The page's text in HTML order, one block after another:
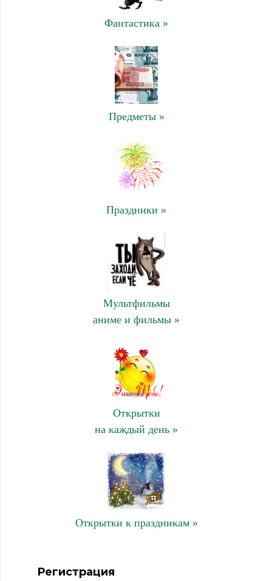
Фантастика »
Предметы »
Праздники »
Мультфильмы
аниме и фильмы »
Открытки
на каждый день »
Открытки к праздникам »
Регистрация